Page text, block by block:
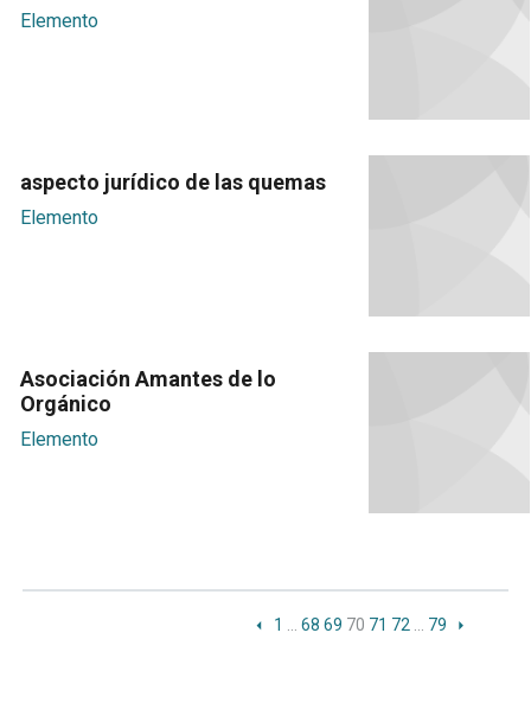
Elemento
aspecto jurídico de las quemas
Elemento
Asociación Amantes de lo
Orgánico
Elemento
1 68 69 70 71 72 79